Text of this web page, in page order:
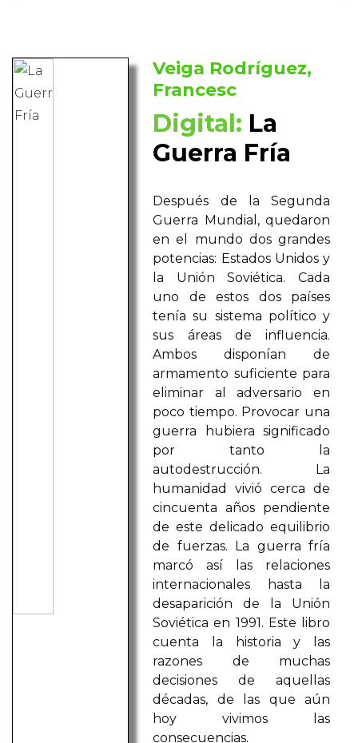
Veiga Rodríguez,
Francesc
Digital: La
Guerra Fría
Después de la Segunda
Guerra Mundial, quedaron
en el mundo dos grandes
potencias: Estados Unidos y
la Unión Soviética. Cada
uno de estos dos países
tenía su sistema político y
sus áreas de influencia.
Ambos disponían de
armamento suficiente para
eliminar al adversario en
poco tiempo. Provocar una
guerra hubiera significado
por tanto la
autodestrucción. La
humanidad vivió cerca de
cincuenta años pendiente
de este delicado equilibrio
de fuerzas. La guerra fría
marcó así las relaciones
internacionales hasta la
desaparición de la Unión
Soviética en 1991. Este libro
cuenta la historia y las
razones de muchas
decisiones de aquellas
décadas, de las que aún
hoy vivimos las
consecuencias.